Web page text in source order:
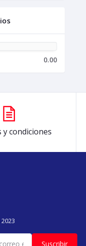
0.00
condiciones
Suscribir